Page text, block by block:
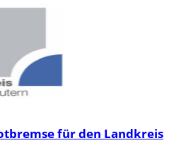
für den Landkreis